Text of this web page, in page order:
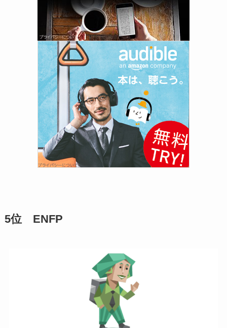
5位 ENFP